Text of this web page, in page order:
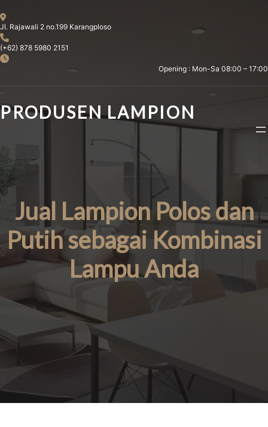
to
content
Jl. Rajawali 2 no.199 Karangploso
(+62) 878 5980 2151
Opening : Mon-Sa 08:00 – 17:00
PRODUSEN LAMPION
Jual Lampion Polos dan
Putih sebagai Kombinasi
Lampu Anda